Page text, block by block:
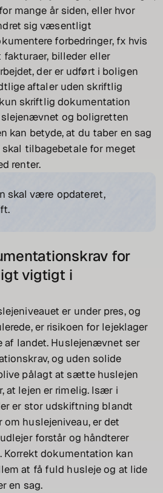
mange år siden, eller hvor
sig væsentligt
forbedringer, fx hvis
fakturaer, billeder eller
der er udført i boligen
aftaler uden skriftlig
skriftlig dokumentation
og boligretten
kan betyde, at du taber en sag
tilbagebetale for meget
renter.
skal være opdateret,
for
vigtigt i
er under pres, og
er risikoen for lejeklager
af landet. Huslejenævnet ser
og uden solide
pålagt at sætte huslejen
at lejen er rimelig. Især i
er stor udskiftning blandt
om huslejeniveau, er det
forstår og håndterer
Korrekt dokumentation kan
at få fuld husleje og at lide
en sag.